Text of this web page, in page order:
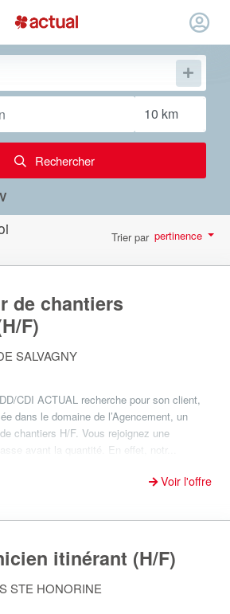
Rechercher
Trier par pertinence
de chantiers
F)
SALVAGNY
CDI ACTUAL recherche pour son client,
dans le domaine de l’Agencement, un
chantiers H/F. Vous rejoignez une
avant la quantité. En effet, notr...
Voir l'offre
itinérant (H/F)
STE HONORINE